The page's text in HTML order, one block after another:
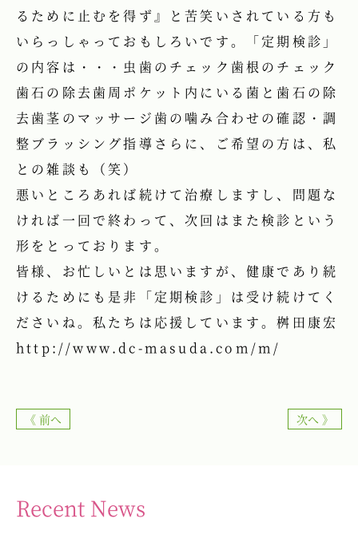
るために止むを得ず』と苦笑いされている方も
いらっしゃっておもしろいです。「定期検診」
の内容は・・・虫歯のチェック歯根のチェック
歯石の除去歯周ポケット内にいる菌と歯石の除
去歯茎のマッサージ歯の噛み合わせの確認・調
整ブラッシング指導さらに、ご希望の方は、私
との雑談も（笑）
悪いところあれば続けて治療しますし、問題な
ければ一回で終わって、次回はまた検診という
形をとっております。
皆様、お忙しいとは思いますが、健康であり続
けるためにも是非「定期検診」は受け続けてく
ださいね。私たちは応援しています。桝田康宏
http://www.dc-masuda.com/m/
《 前へ 次へ 》
Recent News